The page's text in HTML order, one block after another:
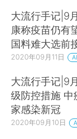
大流行手记|9
康称疫苗仍有
国料难大选前
2020年09月11日
大流行手记|9
级防控措施 中
家感染新冠
2020年09月10日